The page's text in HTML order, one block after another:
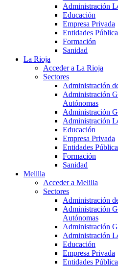
Administración
Educación
Empresa Privada
Entidades
Formación
Sanidad
La Rioja
Acceder a La Rioja
Sectores
Administración
Administración
Autónomas
Administración
Administración
Educación
Empresa Privada
Entidades
Formación
Sanidad
Melilla
Acceder a Melilla
Sectores
Administración
Administración
Autónomas
Administración
Administración
Educación
Empresa Privada
Entidades